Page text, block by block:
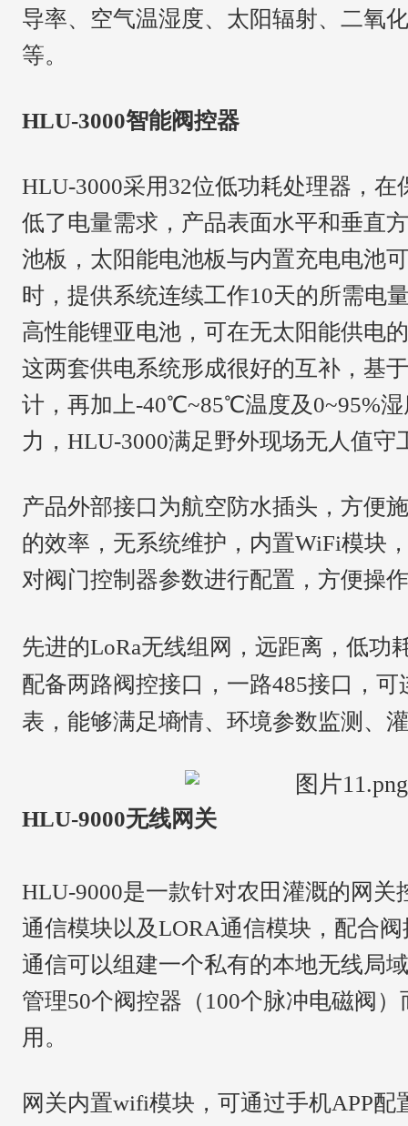
导率、空气温湿度、太阳辐射、二氧
等。
HLU-3000智能阀控器
HLU-3000采用32位低功耗处理器，
低了电量需求，产品表面水平和垂直
池板，太阳能电池板与内置充电电池
时，提供系统连续工作10天的所需电
高性能锂亚电池，可在无太阳能供电
这两套供电系统形成很好的互补，基
计，再加上-40℃~85℃温度及0~95%
力，HLU-3000满足野外现场无人值守
产品外部接口为航空防水插头，方便
的效率，无系统维护，内置WiFi模块
对阀门控制器参数进行配置，方便操
先进的LoRa无线组网，远距离，低功
配备两路阀控接口，一路485接口，可
表，能够满足墒情、环境参数监测、
HLU-9000无线网关
HLU-9000是一款针对农田灌溉的网关
通信模块以及LORA通信模块，配合
通信可以组建一个私有的本地无线局
管理50个阀控器（100个脉冲电磁阀
用。
网关内置wifi模块，可通过手机APP配